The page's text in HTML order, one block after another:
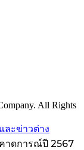
All Rights
ละข่าวต่าง
าดการณ์ปี 2567